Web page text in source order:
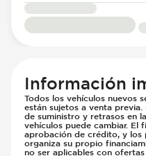
Información
Todos los vehículos nuevos
están sujetos a venta
de suministro y retrasos en
vehículos puede cambiar. El
aprobación de crédito, y los
organiza su propio
no ser aplicables con